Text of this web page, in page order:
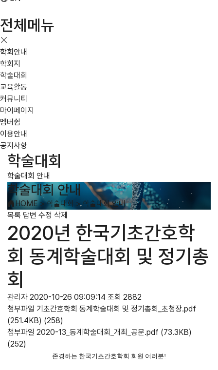
전체메뉴
학회안내
학회지
학술대회
교육활동
커뮤니티
마이페이지
멤버쉽
이용안내
공지사항
학술대회
학술대회 안내
학술대회 안내
HOME>학술대회 >학술대회 안내
목록 답변 수정 삭제
2020년 한국기초간호학
회 동계학술대회 및 정기총
회
관리자 2020-10-26 09:09:14 조회 2882
첨부파일 기초간호학회 동계학술대회 및 정기총회_초청장.pdf
(251.4KB) (258)
첨부파일 2020-13_동계학술대회_개최_공문.pdf (73.3KB)
(252)
존경하는 한국기초간호학회 회원 여러분!